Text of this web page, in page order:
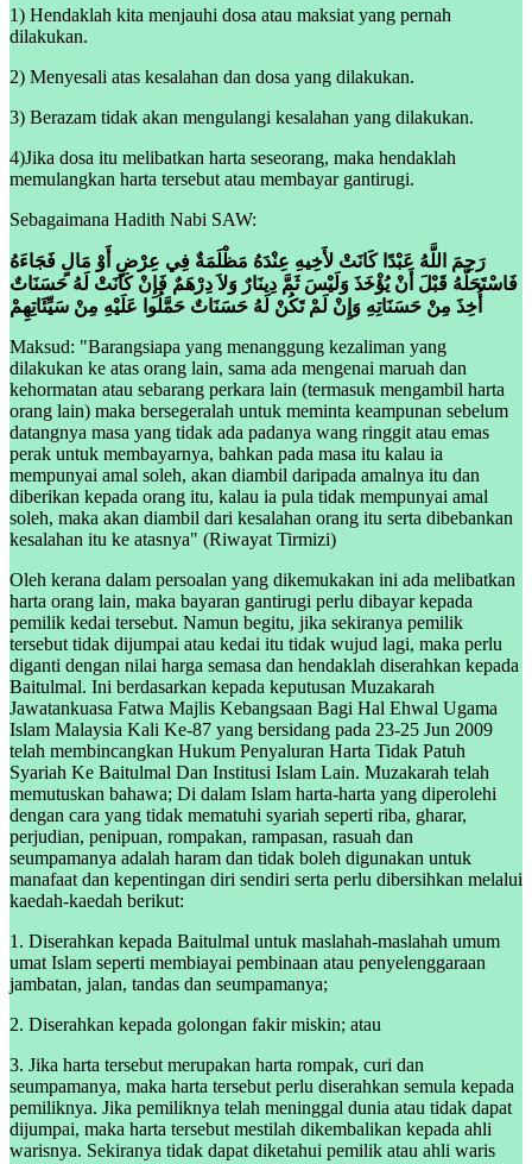
1) Hendaklah kita menjauhi dosa atau maksiat yang pernah
dilakukan.
2) Menyesali atas kesalahan dan dosa yang dilakukan.
3) Berazam tidak akan mengulangi kesalahan yang dilakukan.
4)Jika dosa itu melibatkan harta seseorang, maka hendaklah
memulangkan harta tersebut atau membayar gantirugi.
Sebagaimana Hadith Nabi SAW:
رَحِمَ اللَّهُ عَبْدًا كَانَتْ لأَخِيهِ عِنْدَهُ مَظْلَمَةٌ فِي عِرْضٍ أَوْ مَالٍ فَجَاءَهُ
فَاسْتَحَلَّهُ قَبْلَ أَنْ يُؤْخَذَ وَلَيْسَ ثَمَّ دِينَارٌ وَلاَ دِرْهَمٌ فَإِنْ كَانَتْ لَهُ حَسَنَاتٌ
أُخِذَ مِنْ حَسَنَاتِهِ وَإِنْ لَمْ تَكُنْ لَهُ حَسَنَاتٌ حَمَّلُوا عَلَيْهِ مِنْ سَيِّئَاتِهِمْ
Maksud: "Barangsiapa yang menanggung kezaliman yang
dilakukan ke atas orang lain, sama ada mengenai maruah dan
kehormatan atau sebarang perkara lain (termasuk mengambil harta
orang lain) maka bersegeralah untuk meminta keampunan sebelum
datangnya masa yang tidak ada padanya wang ringgit atau emas
perak untuk membayarnya, bahkan pada masa itu kalau ia
mempunyai amal soleh, akan diambil daripada amalnya itu dan
diberikan kepada orang itu, kalau ia pula tidak mempunyai amal
soleh, maka akan diambil dari kesalahan orang itu serta dibebankan
kesalahan itu ke atasnya" (Riwayat Tirmizi)
Oleh kerana dalam persoalan yang dikemukakan ini ada melibatkan
harta orang lain, maka bayaran gantirugi perlu dibayar kepada
pemilik kedai tersebut. Namun begitu, jika sekiranya pemilik
tersebut tidak dijumpai atau kedai itu tidak wujud lagi, maka perlu
diganti dengan nilai harga semasa dan hendaklah diserahkan kepada
Baitulmal. Ini berdasarkan kepada keputusan Muzakarah
Jawatankuasa Fatwa Majlis Kebangsaan Bagi Hal Ehwal Ugama
Islam Malaysia Kali Ke-87 yang bersidang pada 23-25 Jun 2009
telah membincangkan Hukum Penyaluran Harta Tidak Patuh
Syariah Ke Baitulmal Dan Institusi Islam Lain. Muzakarah telah
memutuskan bahawa; Di dalam Islam harta-harta yang diperolehi
dengan cara yang tidak mematuhi syariah seperti riba, gharar,
perjudian, penipuan, rompakan, rampasan, rasuah dan
seumpamanya adalah haram dan tidak boleh digunakan untuk
manafaat dan kepentingan diri sendiri serta perlu dibersihkan melalui
kaedah-kaedah berikut:
1. Diserahkan kepada Baitulmal untuk maslahah-maslahah umum
umat Islam seperti membiayai pembinaan atau penyelenggaraan
jambatan, jalan, tandas dan seumpamanya;
2. Diserahkan kepada golongan fakir miskin; atau
3. Jika harta tersebut merupakan harta rompak, curi dan
seumpamanya, maka harta tersebut perlu diserahkan semula kepada
pemiliknya. Jika pemiliknya telah meninggal dunia atau tidak dapat
dijumpai, maka harta tersebut mestilah dikembalikan kepada ahli
warisnya. Sekiranya tidak dapat diketahui pemilik atau ahli waris